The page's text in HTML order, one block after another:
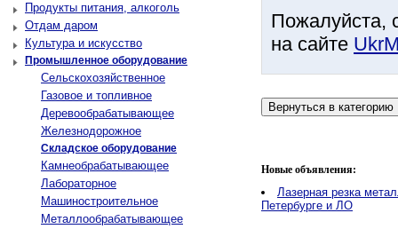
Продукты питания, алкоголь
Отдам даром
Культура и искусство
Промышленное оборудование
Сельскохозяйственное
Газовое и топливное
Деревообрабатывающее
Железнодорожное
Складское оборудование
Камнеобрабатывающее
Лабораторное
Машиностроительное
Металлообрабатывающее
Пожалуйста,
на сайте
Новые объявления:
Лазерная резка
Петербурге и ЛО